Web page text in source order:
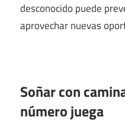
desconocido puede
aprovechar nuevas
Soñar con
número juega